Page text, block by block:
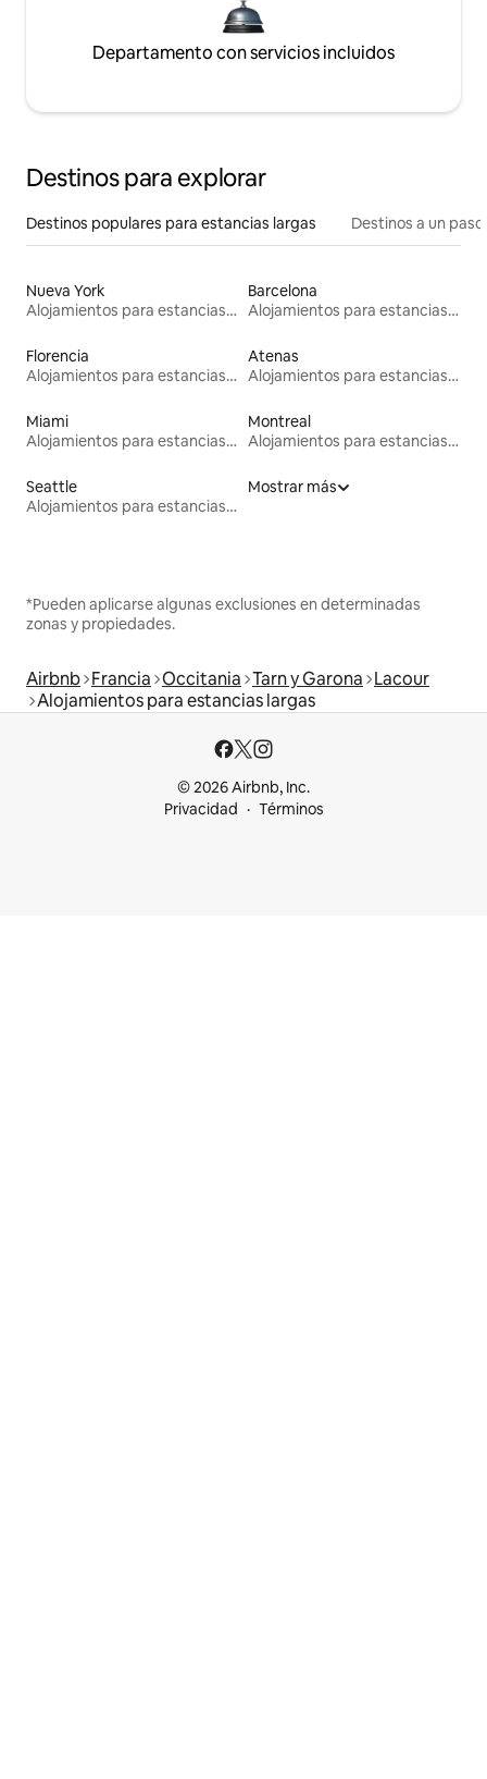
Departamento con servicios incluidos
Destinos para explorar
Destinos populares para estancias largas Destinos a un
Nueva York
Alojamientos para estancias largas
Barcelona
Alojamientos para estancias largas
Florencia
Alojamientos para estancias largas
Atenas
Alojamientos para estancias largas
Miami
Alojamientos para estancias largas
Montreal
Alojamientos para estancias largas
Seattle
Alojamientos para estancias largas
Mostrar más
*Pueden aplicarse algunas exclusiones en determinadas
zonas y propiedades.
Airbnb Francia Occitania Tarn y Garona Lacour
Alojamientos para estancias largas
© 2026 Airbnb, Inc.
Privacidad
Términos